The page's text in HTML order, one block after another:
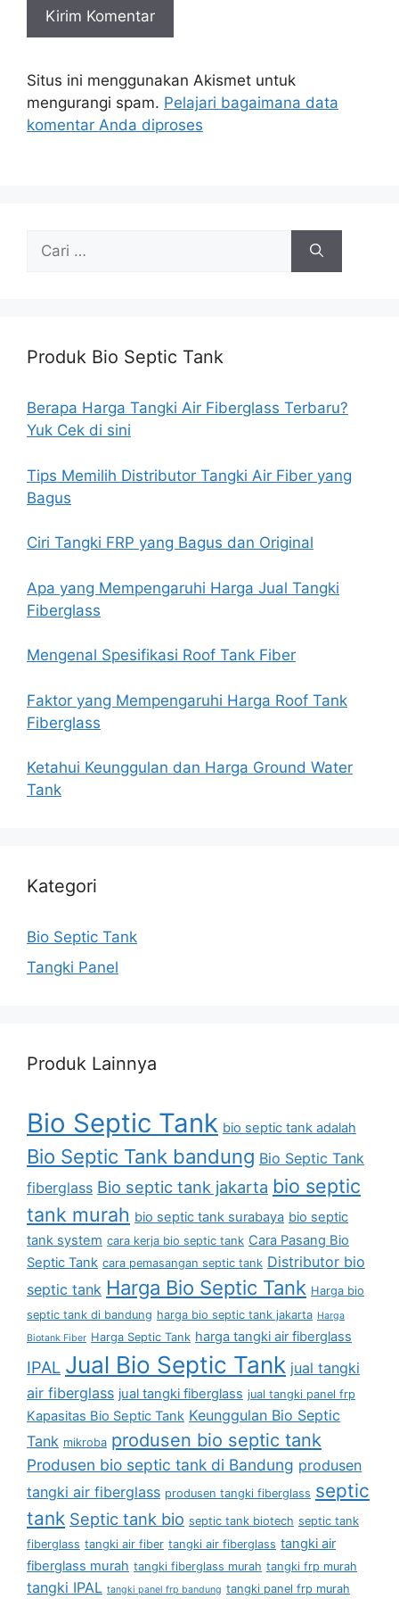
Situs ini menggunakan Akismet untuk
mengurangi spam. Pelajari bagaimana data
komentar Anda diproses
Cari
Produk Bio Septic Tank
Berapa Harga Tangki Air Fiberglass Terbaru?
Yuk Cek di sini
Tips Memilih Distributor Tangki Air Fiber yang
Bagus
Ciri Tangki FRP yang Bagus dan Original
Apa yang Mempengaruhi Harga Jual Tangki
Fiberglass
Mengenal Spesifikasi Roof Tank Fiber
Faktor yang Mempengaruhi Harga Roof Tank
Fiberglass
Ketahui Keunggulan dan Harga Ground Water
Tank
Kategori
Bio Septic Tank
Tangki Panel
Produk Lainnya
Bio Septic Tank bio septic tank adalah
Bio Septic Tank bandung Bio Septic Tank
fiberglass Bio septic tank jakarta bio septic
tank murah bio septic tank surabaya bio septic
tank system cara kerja bio septic tank Cara Pasang Bio
Septic Tank cara pemasangan septic tank Distributor bio
septic tank Harga Bio Septic Tank Harga bio
septic tank di bandung harga bio septic tank jakarta Harga
Biotank Fiber Harga Septic Tank harga tangki air fiberglass
IPAL Jual Bio Septic Tank jual tangki
air fiberglass jual tangki fiberglass jual tangki panel frp
Kapasitas Bio Septic Tank Keunggulan Bio Septic
Tank mikroba produsen bio septic tank
Produsen bio septic tank di Bandung produsen
tangki air fiberglass produsen tangki fiberglass septic
tank Septic tank bio septic tank biotech septic tank
fiberglass tangki air fiber tangki air fiberglass tangki air
fiberglass murah tangki fiberglass murah tangki frp murah
tangki IPAL tangki panel frp bandung tangki panel frp murah